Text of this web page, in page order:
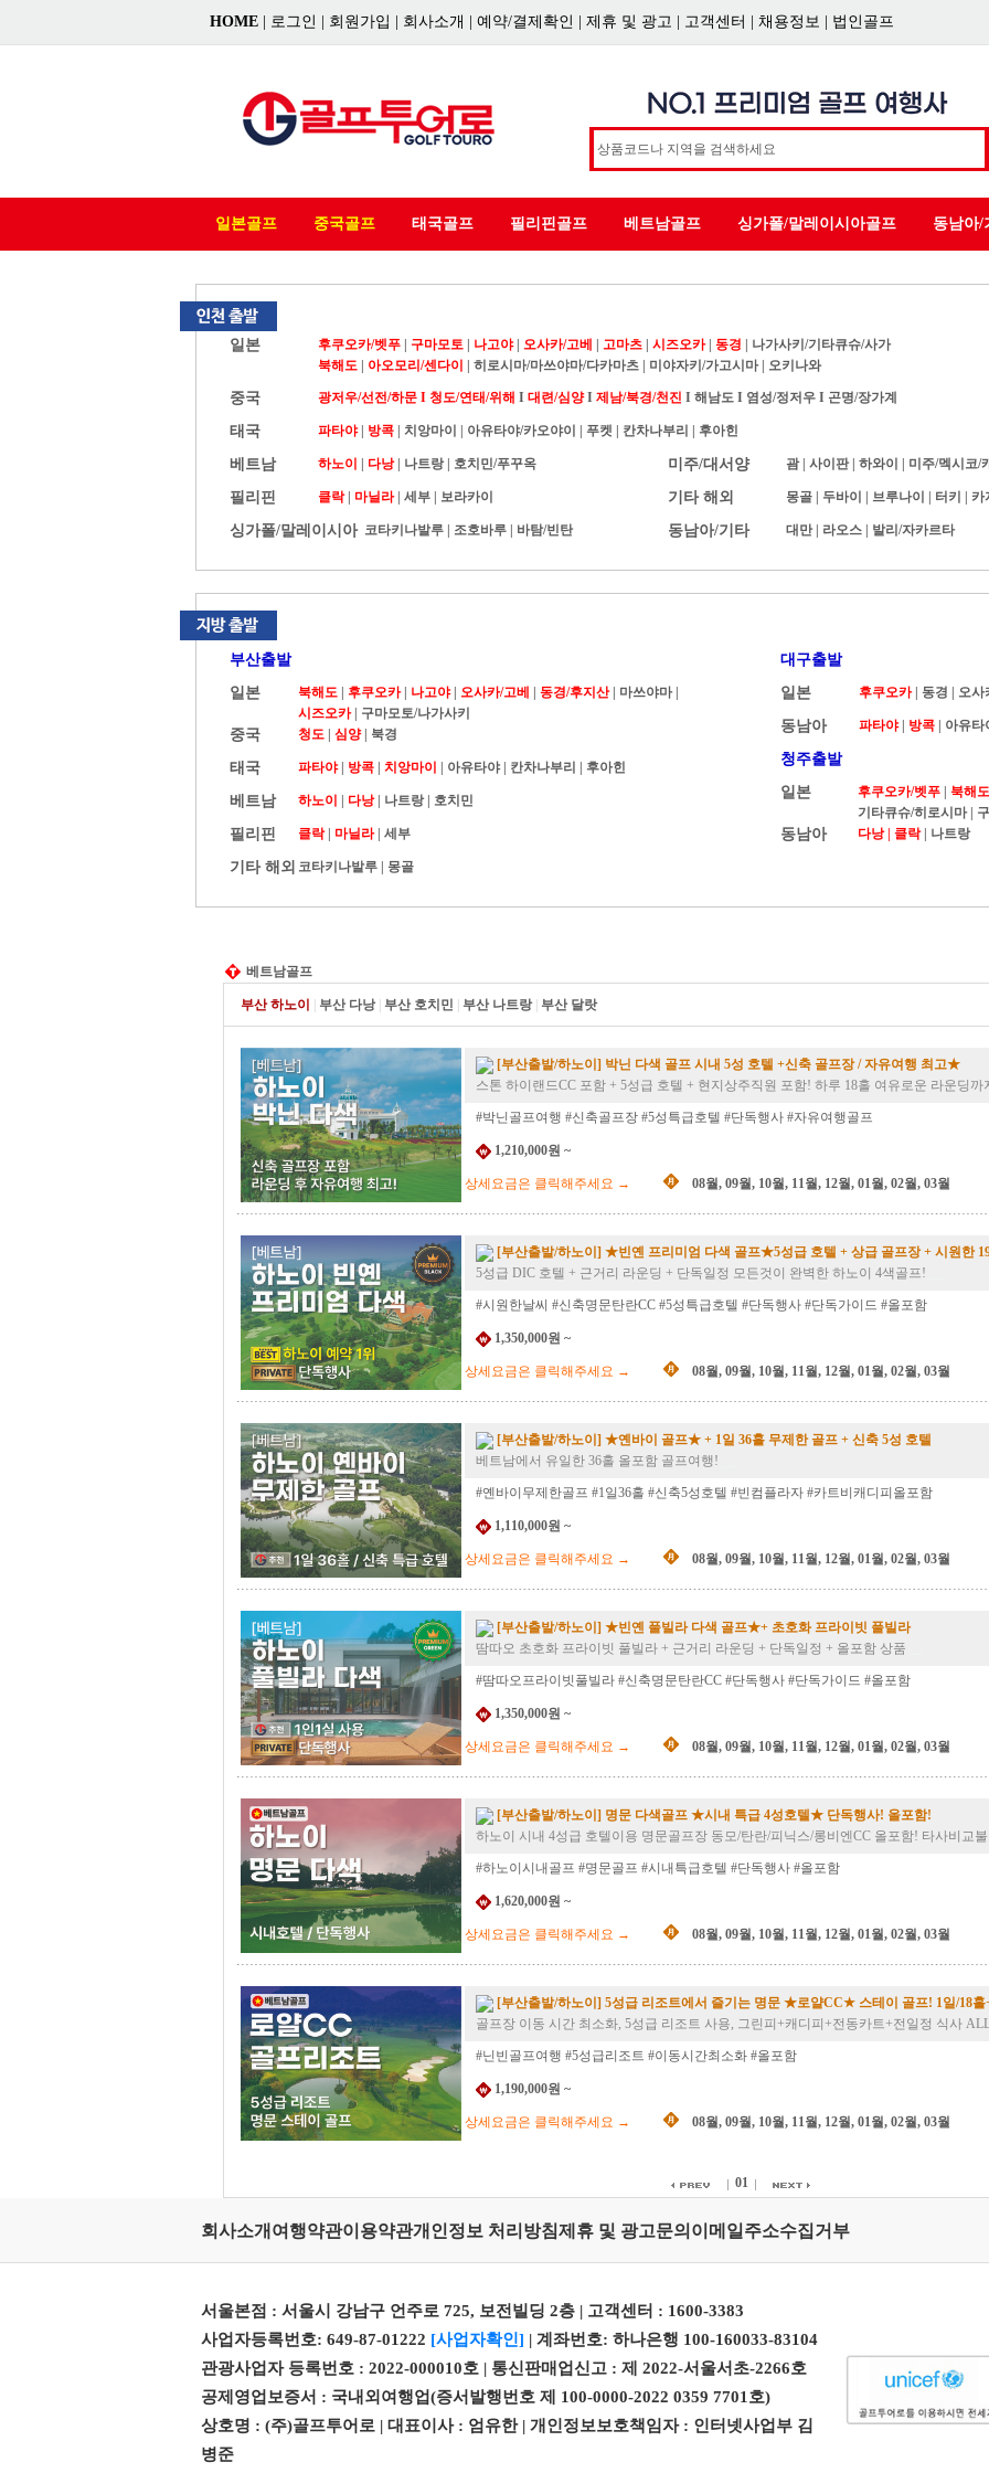
HOME 로그인 회원가입 회사소개 예약/결제확인 제휴 및 광고 고객센터 채용정보 법인골프
일본골프 중국골프 태국골프 필리핀골프 베트남골프 싱가폴/말레이시아골프 동남아/
일본 후쿠오카/벳푸 구마모토 나고야| 오사카/고베 고마츠 시즈오카| 동경
나가사키/기타큐슈/사가
북해도
아오모리/센다이 히로시마/마쓰야마/다카마츠 미야자키/가고시마| 오키나와
중국 광저우/선전/하문 I 청도/연태/위해 I 대련/심양I 제남/북경/천진 I 해남도 I 염성/정저우 I 곤명/장가계
태국 파타야| 방콕 치앙마이 아유타야/카오야이 푸켓 칸차나부리 후아힌
베트남 하노이 다낭| 나트랑| 호치민/푸꾸옥
필리핀 클락| 마닐라| 세부 보라카이
싱가폴/말레이시아 코타키나발루 조호바루 바탐/빈탄
미주/대서양 괌| 사이판| 하와이 미주/멕시코/
기타 해외 몽골 두바이 브루나이 터키 카
동남아/기타 대만| 라오스 발리/자카르타
부산출발
일본
북해도 후쿠오카| 나고야| 오사카/고베 동경/후지산| 마쓰야마 |
시즈오카| 구마모토/나가사키
중국 청도 심양| 북경
태국 파타야| 방콕 치앙마이 아유타야| 칸차나부리 후아힌
베트남 하노이 다낭| 나트랑| 호치민
필리핀 클락| 마닐라| 세부
기타 해외 코타키나발루 몽골
대구출발
일본
후쿠오카| 동경 오사
동남아 파타야| 방콕 아유타
청주출발
일본
후쿠오카/벳푸 북해도 |
기타큐슈/히로시마|
동남아 다낭 | 클락| 나트랑
베트남골프
부산 하노이 부산 다낭 부산 호치민 부산 나트랑 부산 달랏
[부산출발/하노이] 박닌 다색 골프 시내 5성 호텔 +신축 골프장 / 자유여행 최고★
스톤 하이랜드CC 포함 + 5성급 호텔 + 현지상주직원 포함! 하루 18홀 여유로운 라운딩까
#박닌골프여행 #신축골프장 #5성특급호텔 #단독행사 #자유여행골프
1,210,000원 ~
상세요금은 클릭해주세요 → 08월, 09월, 10월, 11월, 12월, 01월, 02월, 03월
[부산출발/하노이] ★빈옌 프리미엄 다색 골프★5성급 호텔 + 상급 골프장 + 시원한
5성급 DIC 호텔 + 근거리 라운딩 + 단독일정 모든것이 완벽한 하노이 4색골프!
#시원한날씨 #신축명문탄란CC #5성특급호텔 #단독행사 #단독가이드 #올포함
1,350,000원 ~
상세요금은 클릭해주세요 → 08월, 09월, 10월, 11월, 12월, 01월, 02월, 03월
[부산출발/하노이] ★옌바이 골프★ + 1일 36홀 무제한 골프 + 신축 5성 호텔
베트남에서 유일한 36홀 올포함 골프여행!
#옌바이무제한골프 #1일36홀 #신축5성호텔 #빈컴플라자 #카트비캐디피올포함
1,110,000원 ~
상세요금은 클릭해주세요 → 08월, 09월, 10월, 11월, 12월, 01월, 02월, 03월
[부산출발/하노이] ★빈옌 풀빌라 다색 골프★+ 초호화 프라이빗 풀빌라
땀따오 초호화 프라이빗 풀빌라 + 근거리 라운딩 + 단독일정 + 올포함 상품
#땀따오프라이빗풀빌라 #신축명문탄란CC #단독행사 #단독가이드 #올포함
1,350,000원 ~
상세요금은 클릭해주세요 → 08월, 09월, 10월, 11월, 12월, 01월, 02월, 03월
[부산출발/하노이] 명문 다색골프 ★시내 특급 4성호텔★ 단독행사! 올포함!
하노이 시내 4성급 호텔이용 명문골프장 동모/탄란/피닉스/롱비엔CC 올포함! 타사비교
#하노이시내골프 #명문골프 #시내특급호텔 #단독행사 #올포함
1,620,000원 ~
상세요금은 클릭해주세요 → 08월, 09월, 10월, 11월, 12월, 01월, 02월, 03월
[부산출발/하노이] 5성급 리조트에서 즐기는 명문 ★로얄CC★ 스테이 골프! 1일/18홀
골프장 이동 시간 최소화, 5성급 리조트 사용, 그린피+캐디피+전동카트+전일정 식사
#닌빈골프여행 #5성급리조트 #이동시간최소화 #올포함
1,190,000원 ~
상세요금은 클릭해주세요 → 08월, 09월, 10월, 11월, 12월, 01월, 02월, 03월
01
회사소개 여행약관이용약관개인정보 처리방침제휴 및 광고문의 이메일주소수집거부
서울본점 : 서울시 강남구 언주로 725, 보전빌딩 2층 | 고객센터 : 1600-3383
사업자등록번호: 649-87-01222 [사업자확인] | 계좌번호: 하나은행 100-160033-83104
관광사업자 등록번호 : 2022-000010호 | 통신판매업신고 : 제 2022-서울서초-2266호
공제영업보증서 : 국내외여행업(증서발행번호 제 100-0000-2022 0359 7701호)
상호명 : (주)골프투어로 | 대표이사 : 엄유한 | 개인정보보호책임자 : 인터넷사업부 김
병준